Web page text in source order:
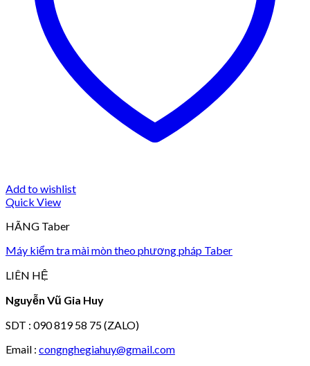
Add to wishlist
Quick View
HÃNG Taber
Máy kiểm tra mài mòn theo phương pháp Taber
LIÊN HỆ
Nguyễn Vũ Gia Huy
SDT : 090 819 58 75 (ZALO)
Email : congnghegiahuy@gmail.com